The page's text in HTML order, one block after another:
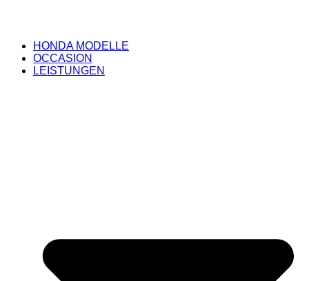
HONDA MODELLE
OCCASION
LEISTUNGEN